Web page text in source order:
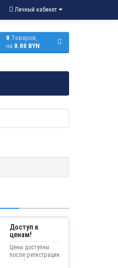
Личный кабинет
0 Tоваров,
на 0.00 BYN
Доступ к
ценам!
Цены доступны
после регистрации
на сайте.